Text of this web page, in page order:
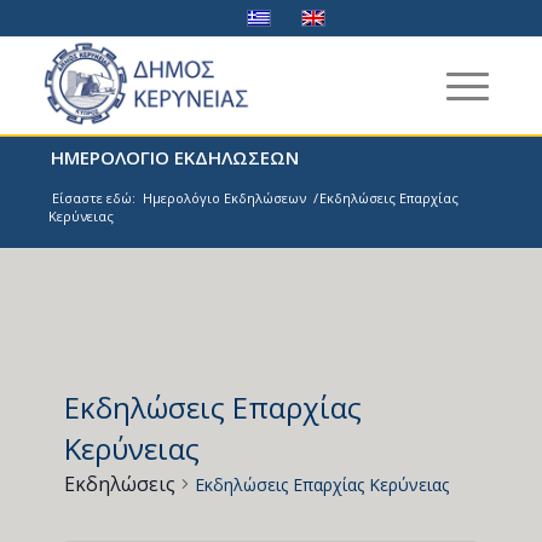
ΗΜΕΡΟΛΟΓΙΟ ΕΚΔΗΛΩΣΕΩΝ
Είσαστε εδώ: Ημερολόγιο Εκδηλώσεων /Εκδηλώσεις Επαρχίας
Κερύνειας
Εκδηλώσεις Επαρχίας
Κερύνειας
Εκδηλώσεις Εκδηλώσεις Επαρχίας Κερύνειας